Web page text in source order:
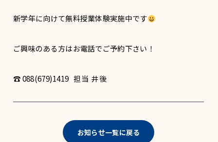
新学年に向けて無料授業体験実施中です
ご興味のある方はお電話でご予約下さい！
☎ 088(679)1419 担当 井後
お知らせ一覧に戻る